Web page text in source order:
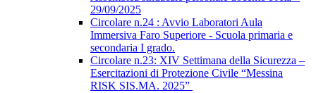
29/09/2025
Circolare n.24 : Avvio Laboratori Aula
Immersiva Faro Superiore - Scuola primaria e
secondaria I grado.
Circolare n.23: XIV Settimana della Sicurezza –
Esercitazioni di Protezione Civile “Messina
RISK SIS.MA. 2025”